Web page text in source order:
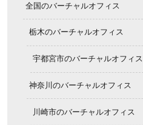
全国のバーチャルオフィス
栃木のバーチャルオフィス
宇都宮市のバーチャルオフィス
神奈川のバーチャルオフィス
川崎市のバーチャルオフィス